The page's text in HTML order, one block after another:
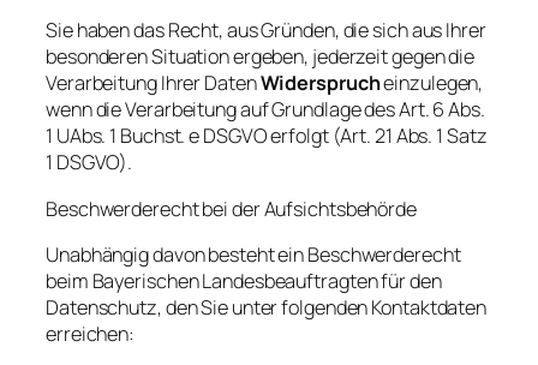
Sie haben das Recht, aus Gründen, die sich aus Ihrer
besonderen Situation ergeben, jederzeit gegen die
Verarbeitung Ihrer DatenWidersprucheinzulegen,
wenn die Verarbeitung auf Grundlage des Art. 6 Abs.
1 UAbs. 1 Buchst. e DSGVO erfolgt (Art. 21 Abs. 1 Satz
1 DSGVO).
Beschwerderecht bei der Aufsichtsbehörde
Unabhängig davon besteht ein Beschwerderecht
beim Bayerischen Landesbeauftragten für den
Datenschutz, den Sie unter folgenden Kontaktdaten
erreichen: